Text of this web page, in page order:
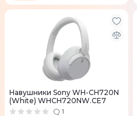
Навушники Sony WH-CH720N
(White) WHCH720NW.CE7
1